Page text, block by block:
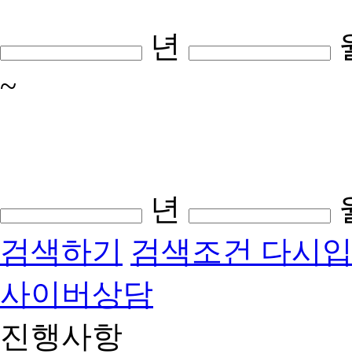
년
~
년
검색하기 검색조건 다시
사이버상담
진행사항